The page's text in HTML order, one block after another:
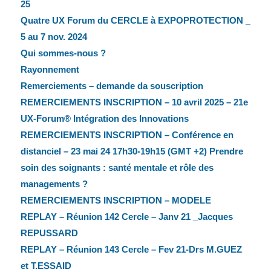
25
Quatre UX Forum du CERCLE à EXPOPROTECTION _
5 au 7 nov. 2024
Qui sommes-nous ?
Rayonnement
Remerciements – demande da souscription
REMERCIEMENTS INSCRIPTION – 10 avril 2025 – 21e
UX-Forum® Intégration des Innovations
REMERCIEMENTS INSCRIPTION – Conférence en
distanciel – 23 mai 24 17h30-19h15 (GMT +2) Prendre
soin des soignants : santé mentale et rôle des
managements ?
REMERCIEMENTS INSCRIPTION – MODELE
REPLAY – Réunion 142 Cercle – Janv 21 _Jacques
REPUSSARD
REPLAY – Réunion 143 Cercle – Fev 21-Drs M.GUEZ
et T.ESSAID